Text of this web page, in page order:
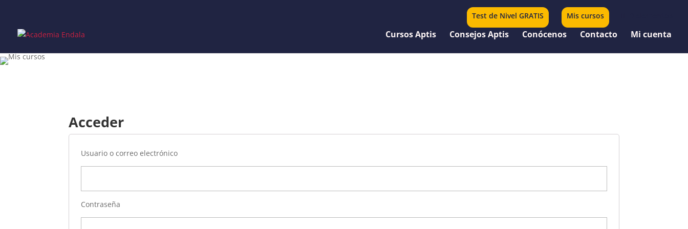
Test de Nivel GRATIS Mis cursos
Cursos Aptis Consejos Aptis Conócenos Contacto Mi cuenta
Acceder
Usuario o correo electrónico
Contraseña